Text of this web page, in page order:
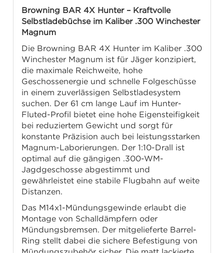
Browning BAR 4X Hunter – Kraftvolle
Selbstladebüchse im Kaliber .300 Winchester
Magnum
Die Browning BAR 4X Hunter im Kaliber .300
Winchester Magnum ist für Jäger konzipiert,
die maximale Reichweite, hohe
Geschossenergie und schnelle Folgeschüsse
in einem zuverlässigen Selbstladesystem
suchen. Der 61 cm lange Lauf im Hunter-
Fluted-Profil bietet eine hohe Eigensteifigkeit
bei reduziertem Gewicht und sorgt für
konstante Präzision auch bei leistungsstarken
Magnum-Laborierungen. Der 1:10-Drall ist
optimal auf die gängigen .300-WM-
Jagdgeschosse abgestimmt und
gewährleistet eine stabile Flugbahn auf weite
Distanzen.
Das M14x1-Mündungsgewinde erlaubt die
Montage von Schalldämpfern oder
Mündungsbremsen. Der mitgelieferte Barrel-
Ring stellt dabei die sichere Befestigung von